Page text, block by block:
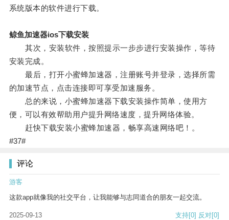
系统版本的软件进行下载。
鲸鱼加速器ios下载安装
其次，安装软件，按照提示一步步进行安装操作，等待
安装完成。
最后，打开小蜜蜂加速器，注册账号并登录，选择所需
的加速节点，点击连接即可享受加速服务。
总的来说，小蜜蜂加速器下载安装操作简单，使用方
便，可以有效帮助用户提升网络速度，提升网络体验。
赶快下载安装小蜜蜂加速器，畅享高速网络吧！。
#37#
评论
游客
这款app就像我的社交平台，让我能够与志同道合的朋友一起交流。
2025-09-13 支持[0] 反对[0]